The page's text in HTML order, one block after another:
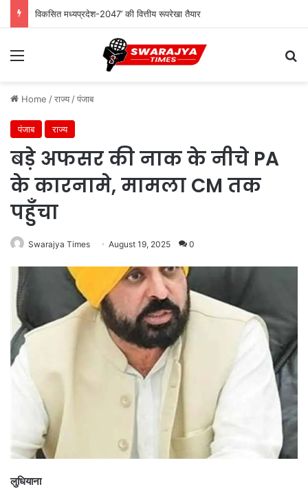
विकसित मध्यप्रदेश-2047’ की वित्तीय रूपरेखा तैयार
Menu
Home /राज्य /पंजाब
पंजाब राज्य
बड़े अफसर की नाक के नीचे PA
के कारनामे, मामला CM तक
पहुँचा
Swarajya Times August 19, 2025 0
लुधियाना